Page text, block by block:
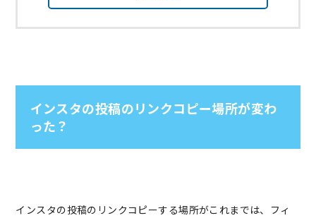
インスタの投稿のリンクコピー場所が変わ
った？
インスタの投稿のリンクコピーする場所がこれまでは、フィ